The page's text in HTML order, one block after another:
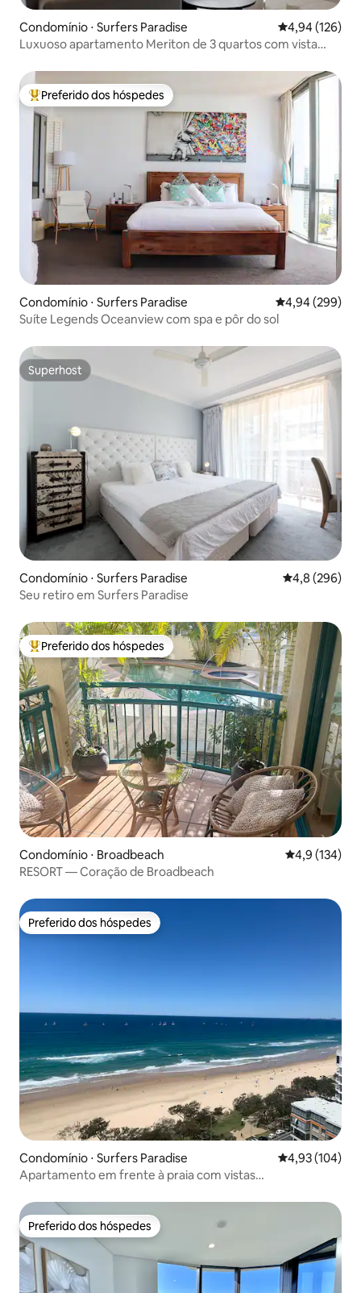
Condomínio ⋅ Surfers Paradise 4,94 de uma
4,94 (126)
Luxuoso apartamento Meriton de 3 quartos com vista
Entre os melhores preferidos dos hóspedes
Preferido dos hóspedes
Condomínio ⋅ Surfers Paradise 4,94 de uma
4,94 (299)
Suíte Legends Oceanview com spa e pôr do sol
Superhost
Superhost
Condomínio ⋅ Surfers Paradise 4,8 de uma
4,8 (296)
Seu retiro em Surfers Paradise
Entre os melhores preferidos dos hóspedes
Preferido dos hóspedes
Condomínio ⋅ Broadbeach 4,9 de uma
4,9 (134)
RESORT — Coração de Broadbeach
Preferido dos hóspedes
Preferido dos hóspedes
Condomínio ⋅ Surfers Paradise 4,93 de uma
4,93 (104)
Apartamento em frente à praia com vistas
Preferido dos hóspedes
Preferido dos hóspedes